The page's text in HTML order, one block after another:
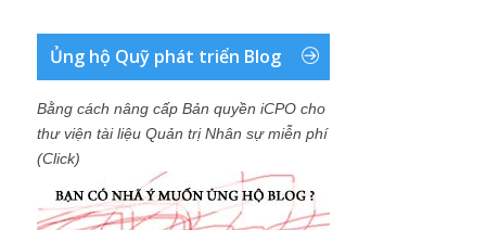
Ủng hộ Quỹ phát triển Blog
Bằng cách nâng cấp Bản quyền iCPO cho
thư viện tài liệu Quản trị Nhân sự miễn phí
(Click)